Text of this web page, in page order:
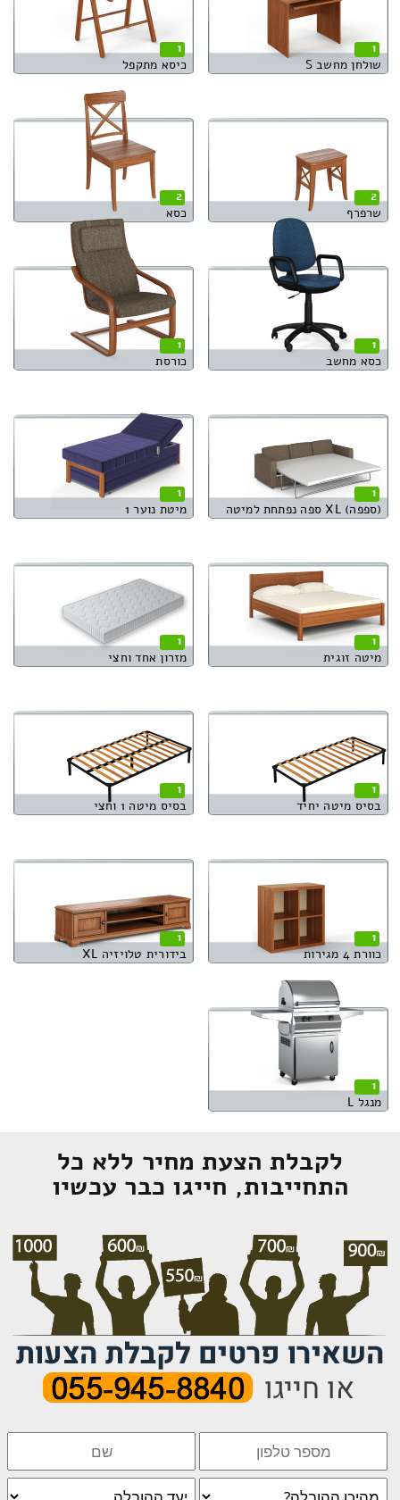
1
שולחן מחשב S
1
כיסא מתקפל
2
שרפרף
2
כסא
1
כסא מחשב
1
כורסת
1
(ספפה) XL ספה נפתחת למיטה
1
מיטת נוער 1
1
מיטה זוגית
1
מזרון אחד וחצי
1
בסיס מיטה יחיד
1
בסיס מיטה 1 וחצי
1
כוורת 4 מגירות
1
בידורית טלויזיה XL
1
מנגל L
לקבלת הצעת מחיר ללא כל
התחייבות, חייגו כבר עכשיו